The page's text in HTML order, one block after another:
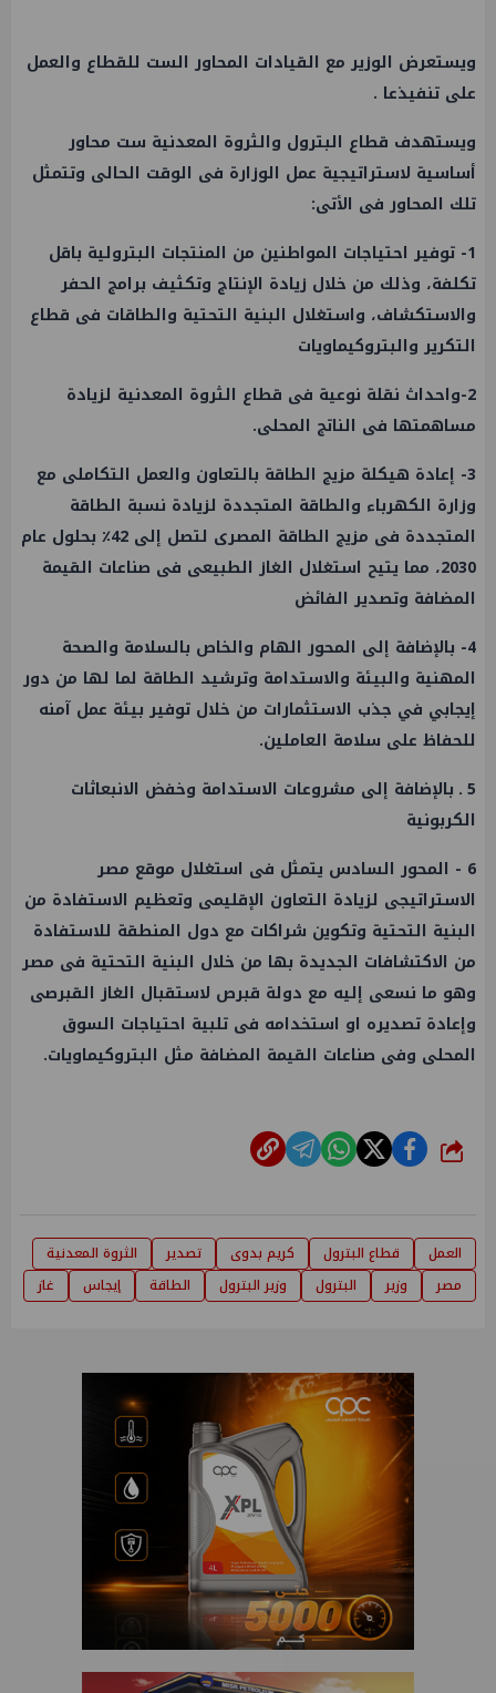
ويستعرض الوزير مع القيادات المحاور الست للقطاع والعمل
على تنفيذعا .
ويستهدف قطاع البترول والثروة المعدنية ست محاور
أساسية لاستراتيجية عمل الوزارة فى الوقت الحالى وتتمثل
تلك المحاور فى الأتى:
1- توفير احتياجات المواطنين من المنتجات البترولية باقل
تكلفة، وذلك من خلال زيادة الإنتاج وتكثيف برامج الحفر
والاستكشاف، واستغلال البنية التحتية والطاقات فى قطاع
التكرير والبتروكيماويات
2-واحداث نقلة نوعية فى قطاع
الثروة المعدنية لزيادة
مساهمتها فى الناتج المحلى.
3- إعادة هيكلة مزيج
الطاقة بالتعاون والعمل التكاملى مع
وزارة الكهرباء والطاقة المتجددة لزيادة نسبة الطاقة
المتجددة فى مزيج الطاقة
المصرى لتصل إلى 42٪ بحلول عام
2030، مما يتيح استغلال الغاز الطبيعى فى صناعات القيمة
المضافة وتصدير الفائض
4- بالإضافة إلى المحور الهام والخاص بالسلامة والصحة
المهنية والبيئة والاستدامة وترشيد الطاقة لما لها من دور
إيجابي في جذب الاستثمارات من خلال توفير بيئة عمل آمنه
للحفاظ على سلامة العاملين.
5 ـ بالإضافة إلى مشروعات الاستدامة وخفض الانبعاثات
الكربونية
6 - المحور السادس يتمثل فى استغلال موقع مصر
الاستراتيجى لزيادة التعاون الإقليمى وتعظيم الاستفادة من
البنية التحتية وتكوين شراكات مع دول المنطقة للاستفادة
من الاكتشافات الجديدة بها من خلال البنية التحتية فى مصر
وهو ما نسعى إليه مع دولة قبرص لاستقبال الغاز القبرصى
وإعادة تصديره او استخدامه فى تلبية احتياجات السوق
المحلى وفى صناعات القيمة المضافة مثل البتروكيماويات.
شارك
العمل قطاع البترول كريم بدوى تصدير
الثروة المعدنية
مصر
وزير البترول وزير البترول الطاقة إيجاس غاز